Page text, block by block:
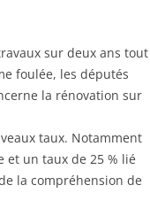
sur deux ans tout
foulée, les députés
la rénovation sur
taux. Notamment
et un taux de 25 % lié
la compréhension de